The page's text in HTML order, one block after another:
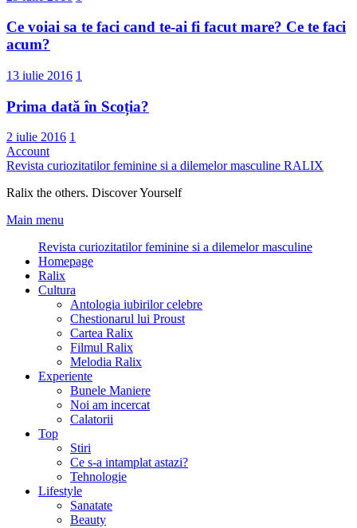
Ce voiai sa te faci cand te-ai fi facut mare? Ce te faci
acum?
13 iulie 2016 1
Prima dată în Scoția?
2 iulie 2016 1
Account
Revista curiozitatilor feminine si a dilemelor masculine RALIX
Ralix the others. Discover Yourself
Main menu
Revista curiozitatilor feminine si a dilemelor masculine
Homepage
Ralix
Cultura
Antologia iubirilor celebre
Chestionarul lui Proust
Cartea Ralix
Filmul Ralix
Melodia Ralix
Experiente
Bunele Maniere
Noi am incercat
Calatorii
Top
Stiri
Ce s-a intamplat astazi?
Tehnologie
Lifestyle
Sanatate
Beauty